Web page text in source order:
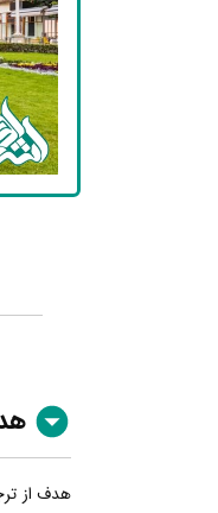
هدف از